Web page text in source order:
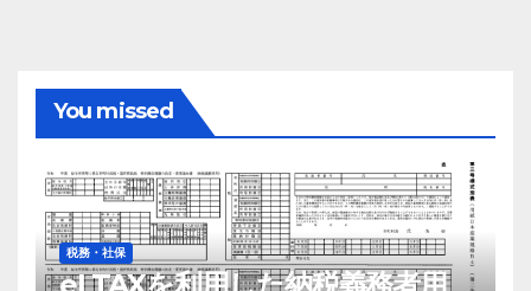
You missed
税務・社保